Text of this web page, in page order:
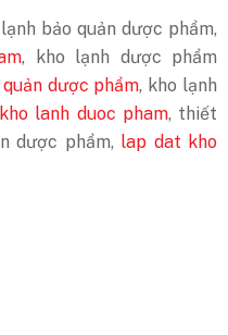
bảo quản dược phẩm,
, kho lạnh dược phẩm
dược phẩm, kho lạnh
kho lanh duoc pham, thiết
dược phẩm, lap dat kho